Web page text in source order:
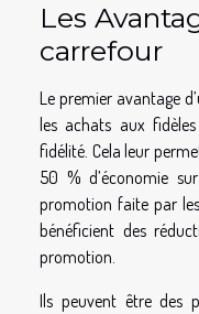
Les
carrefour
Le premier avantage
les achats aux
fidélité. Cela leur
50 % d’économie
promotion faite par
bénéficient des
promotion.
Ils peuvent être des